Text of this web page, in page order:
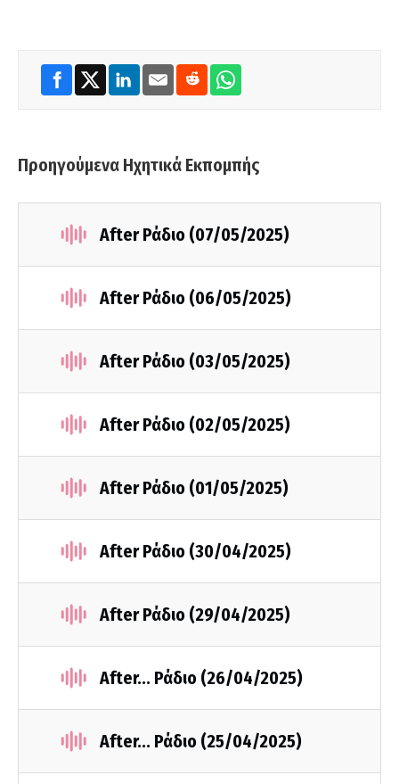
Προηγούμενα Ηχητικά Εκπομπής
After Ράδιο (07/05/2025)
After Ράδιο (06/05/2025)
After Ράδιο (03/05/2025)
After Ράδιο (02/05/2025)
After Ράδιο (01/05/2025)
After Ράδιο (30/04/2025)
After Ράδιο (29/04/2025)
After... Ράδιο (26/04/2025)
After... Ράδιο (25/04/2025)